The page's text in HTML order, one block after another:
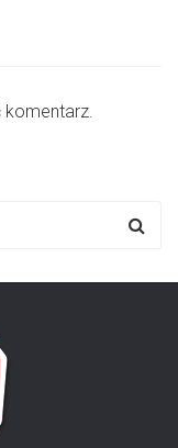
komentarz.